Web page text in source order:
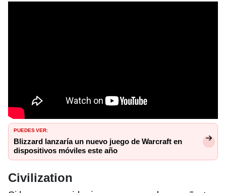
PUEDES VER:
Blizzard lanzaría un nuevo juego de Warcraft en
dispositivos móviles este año
Civilization